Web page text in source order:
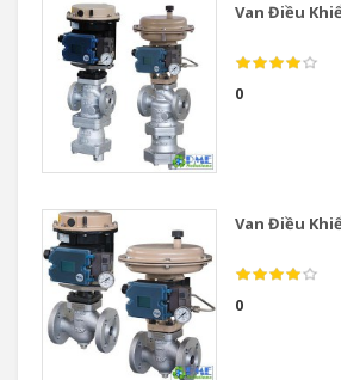
Van Điều
0
Van Điều
0